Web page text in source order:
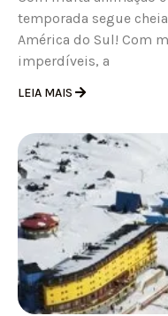
temporada segue
América do Sul! Com
imperdíveis, a
LEIA MAIS